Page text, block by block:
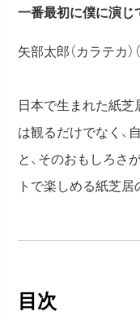
一番最初に僕に演じ
矢部太郎（カラテカ）
日本で生まれた紙芝
は観るだけでなく、
と、そのおもしろさ
トで楽しめる紙芝居
目次